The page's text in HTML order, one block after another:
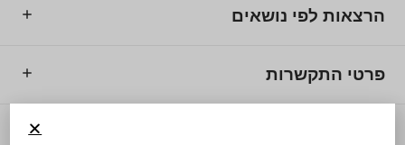
הרצאות לפי נושאים
פרטי התקשרות